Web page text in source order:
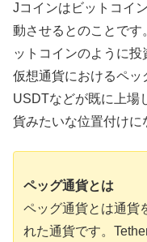
Jコインはビットコイ
動させるとのことで
ットコインのように投
仮想通貨におけるペッ
USDTなどが既に上場
貨みたいな位置付けに
ペッグ通貨とは
ペッグ通貨とは通貨
れた通貨です。